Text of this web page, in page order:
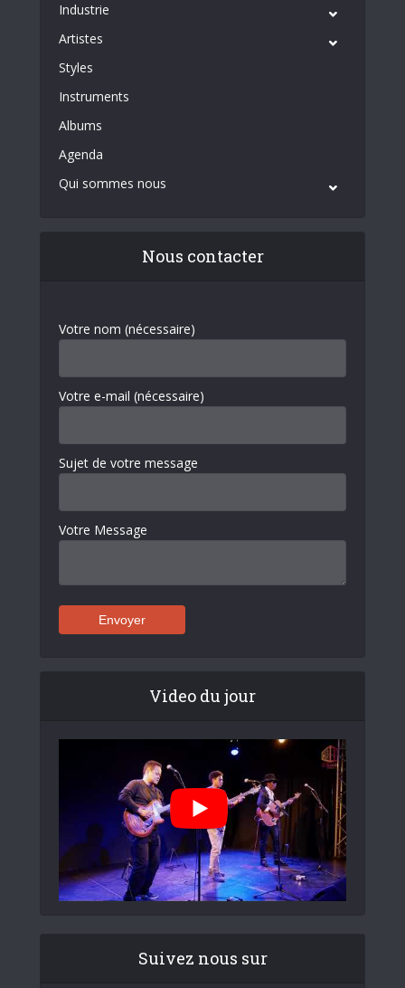
Industrie
Artistes
Styles
Instruments
Albums
Agenda
Qui sommes nous
Nous contacter
Votre nom (nécessaire)
Votre e-mail (nécessaire)
Sujet de votre message
Votre Message
Video du jour
Suivez nous sur